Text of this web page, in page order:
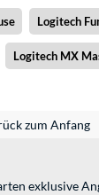
Logitech
Logitech MX
zum Anfang
exklusive